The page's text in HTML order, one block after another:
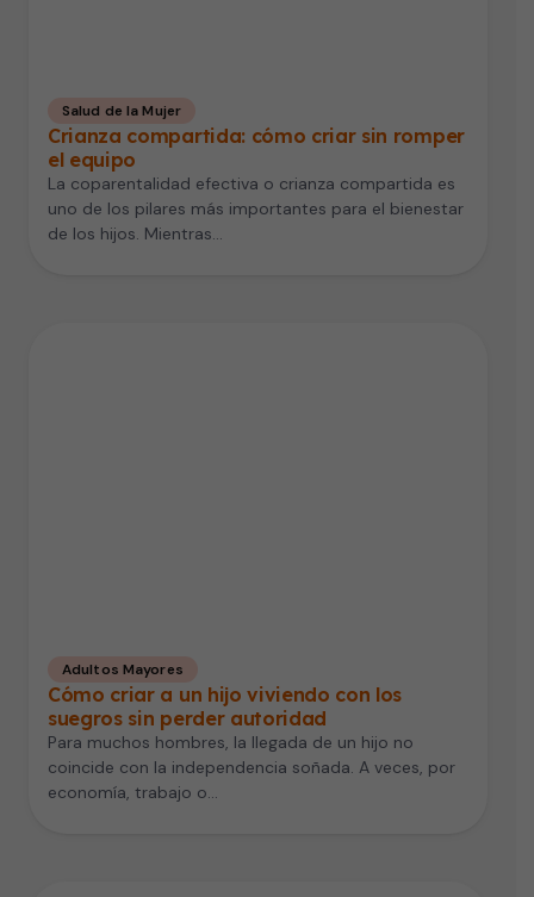
Salud de la Mujer
Crianza compartida: cómo criar sin romper
el equipo
La coparentalidad efectiva o crianza compartida es
uno de los pilares más importantes para el bienestar
de los hijos. Mientras…
Adultos Mayores
Cómo criar a un hijo viviendo con los
suegros sin perder autoridad
Para muchos hombres, la llegada de un hijo no
coincide con la independencia soñada. A veces, por
economía, trabajo o…